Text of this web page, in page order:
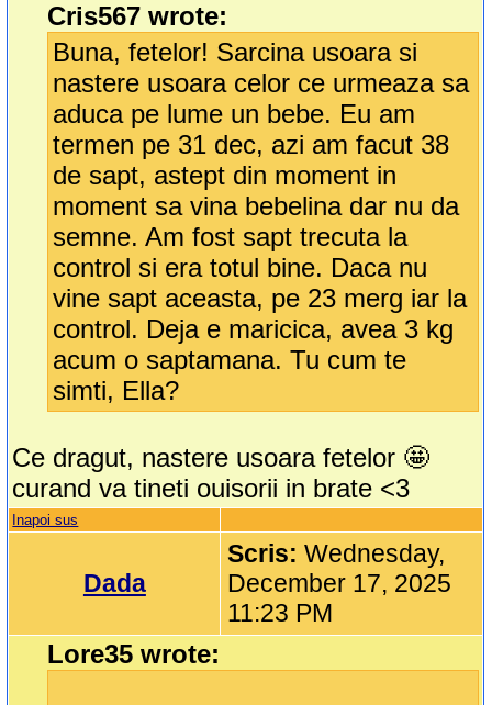
Cris567 wrote:
Buna, fetelor! Sarcina usoara si
nastere usoara celor ce urmeaza sa
aduca pe lume un bebe. Eu am
termen pe 31 dec, azi am facut 38
de sapt, astept din moment in
moment sa vina bebelina dar nu da
semne. Am fost sapt trecuta la
control si era totul bine. Daca nu
vine sapt aceasta, pe 23 merg iar la
control. Deja e maricica, avea 3 kg
acum o saptamana. Tu cum te
simti, Ella?
Ce dragut, nastere usoara fetelor 🤩
curand va tineti ouisorii in brate <3
Inapoi sus
Dada
Scris:Wednesday,
December 17, 2025
11:23 PM
Lore35 wrote: